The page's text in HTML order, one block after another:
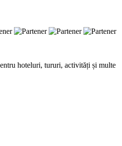
hoteluri, tururi, activități și multe